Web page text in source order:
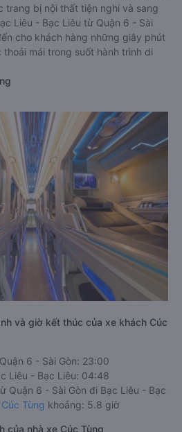
trang bị nội thất tiện nghi và sang
Liêu - Bạc Liêu từ Quận 6 - Sài
cho khách hàng những giây phút
mái trong suốt hành trình di
và giờ kết thúc của xe khách Cúc
6 - Sài Gòn: 23:00
Liêu - Bạc Liêu: 04:48
Quận 6 - Sài Gòn đi Bạc Liêu - Bạc
Cúc Tùng khoảng: 5.8 giờ
của nhà xe Cúc Tùng